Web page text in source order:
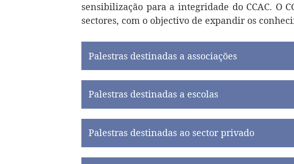
sensibilização para a integridade do CCAC. O
sectores, com o objectivo de expandir os
Palestras destinadas a associações
Palestras destinadas a escolas
Palestras destinadas ao sector privado